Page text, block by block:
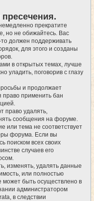
прекратите
но не обижайтесь. Вас
то должен поддерживать
для этого и созданы
в открытых темах, лучше
уладить, поговорив с глазу
и продолжает
право применить бан
право удалять,
сообщения на форуме.
или тема не соответствует
форума. Если вы
поиском всех своих
случаев его
изменять, удалять данные
или полностью
может быть осуществлено в
администратором
в следствии